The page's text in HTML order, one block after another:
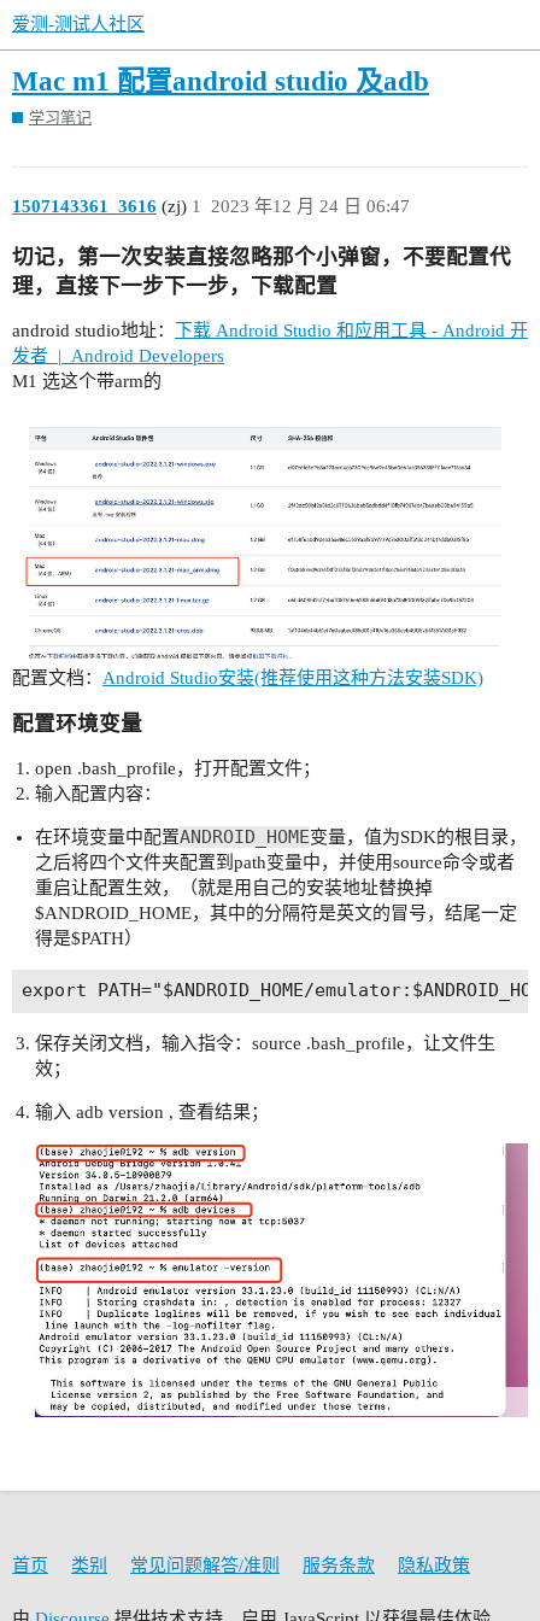
爱测-测试人社区
Mac m1 配置android studio 及adb
学习笔记
1507143361_3616 (zj) 2023 年12 月 24 日 06:47
1
切记，第一次安装直接忽略那个小弹窗，不要配置代
理，直接下一步下一步，下载配置
android studio地址： 下载 Android Studio 和应用工具 - Android 开
发者 | Android Developers
M1 选这个带arm的
配置文档： Android Studio安装(推荐使用这种方法安装SDK)
配置环境变量
open .bash_profile，打开配置文件；
输入配置内容：
在环境变量中配置ANDROID_HOME变量，值为SDK的根目录，
之后将四个文件夹配置到path变量中，并使用source命令或者
重启让配置生效，（就是用自己的安装地址替换掉
$ANDROID_HOME，其中的分隔符是英文的冒号，结尾一定
得是$PATH）
保存关闭文档，输入指令：source .bash_profile，让文件生
效；
输入 adb version , 查看结果；
首页 类别 常见问题解答/准则 服务条款 隐私政策